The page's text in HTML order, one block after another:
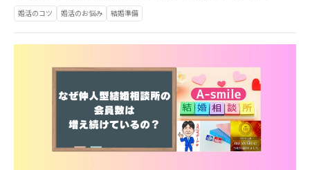
婚活のコツ 婚活のお悩み 結婚準備